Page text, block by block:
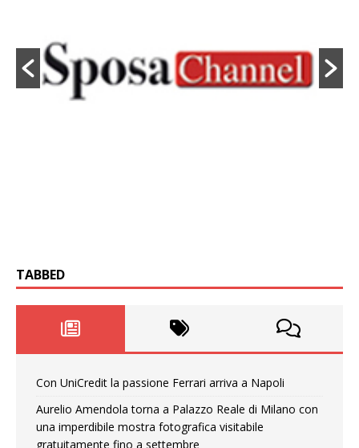
TABBED
Con UniCredit la passione Ferrari arriva a Napoli
Aurelio Amendola torna a Palazzo Reale di Milano con
una imperdibile mostra fotografica visitabile
gratuitamente fino a settembre